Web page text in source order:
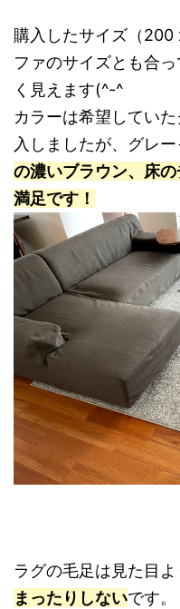
購入したサイズ（
ファのサイズとも合
く見えます(^-^
カラーは希望してい
入しましたが、グレ
の濃いブラウン、床
満足です！
ラグの毛足は見た目よ
まったりしないです。